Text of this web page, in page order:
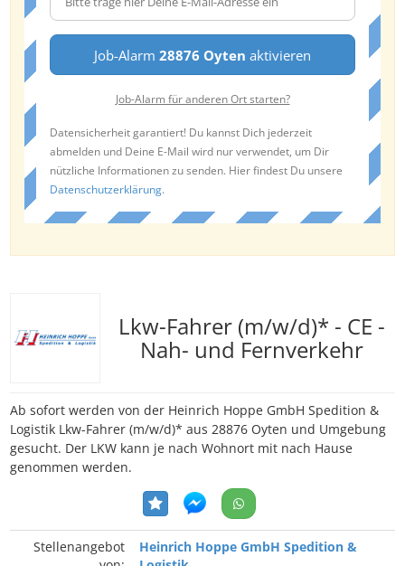
Job-Alarm 28876 Oyten aktivieren
Job-Alarm für anderen Ort starten?
Datensicherheit garantiert! Du kannst Dich jederzeit
abmelden und Deine E-Mail wird nur verwendet, um Dir
nützliche Informationen zu senden. Hier findest Du unsere
Datenschutzerklärung.
Lkw-Fahrer (m/w/d)* - CE -
Nah- und Fernverkehr
Ab sofort werden von der Heinrich Hoppe GmbH Spedition &
Logistik Lkw-Fahrer (m/w/d)* aus 28876 Oyten und Umgebung
gesucht. Der LKW kann je nach Wohnort mit nach Hause
genommen werden.
Stellenangebot
Heinrich Hoppe GmbH Spedition &